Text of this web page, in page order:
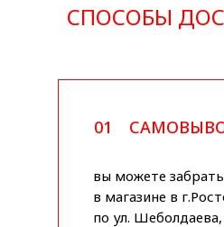
СПОСОБЫ
01
вы можете забрать
в магазине в
по ул.